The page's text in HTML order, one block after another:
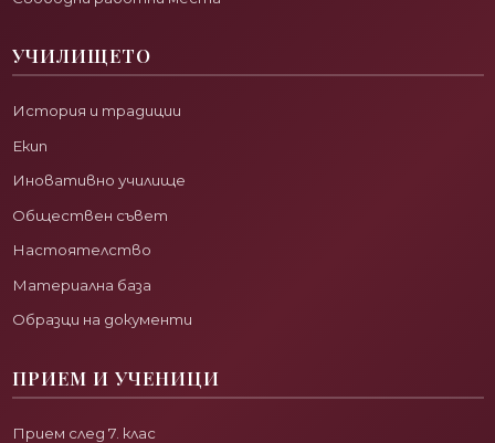
УЧИЛИЩЕТО
История и традиции
Екип
Иновативно училище
Обществен съвет
Настоятелство
Материална база
Образци на документи
ПРИЕМ И УЧЕНИЦИ
Прием след 7. клас